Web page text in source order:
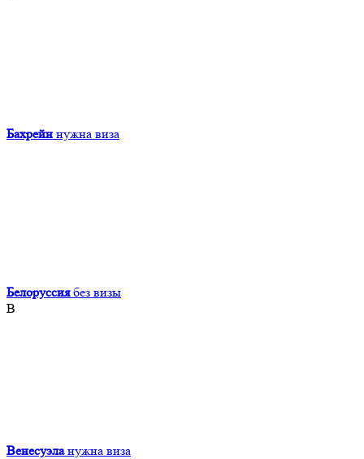
Бахрейн нужна виза
Белоруссия без визы
В
Венесуэла нужна виза